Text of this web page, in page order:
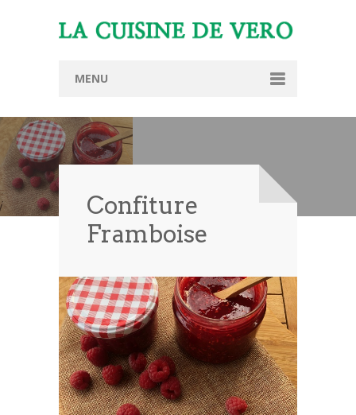
MENU
Accueil
Présentation
Conseillère Thermomix
Recettes
Offres
Démonstrations
Blog
Confiture
Framboise